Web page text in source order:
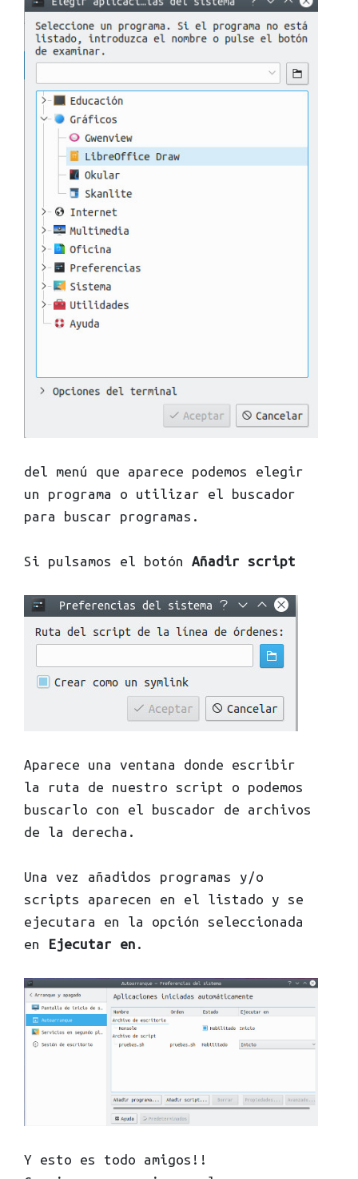
del menú que aparece podemos elegir
un programa o utilizar el buscador
para buscar programas.
Si pulsamos el botón Añadir script
Aparece una ventana donde escribir
la ruta de nuestro script o podemos
buscarlo con el buscador de archivos
de la derecha.
Una vez añadidos programas y/o
scripts aparecen en el listado y se
ejecutara en la opción seleccionada
en
Ejecutar en .
Y esto es todo amigos!!